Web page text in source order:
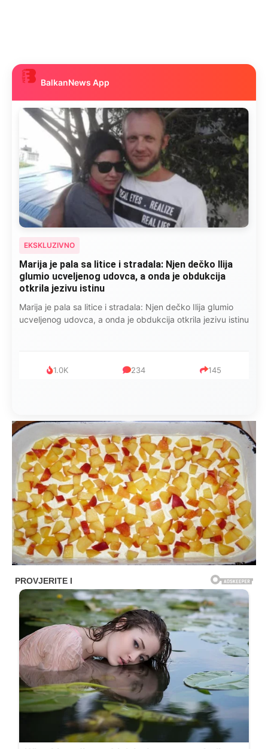
BalkanNews App
EKSKLUZIVNO
Marija je pala sa litice i stradala: Njen dečko Ilija
glumio ucveljenog udovca, a onda je obdukcija
otkrila jezivu istinu
Marija je pala sa litice i stradala: Njen dečko Ilija glumio
ucveljenog udovca, a onda je obdukcija otkrila jezivu istinu
1.0K 234 145